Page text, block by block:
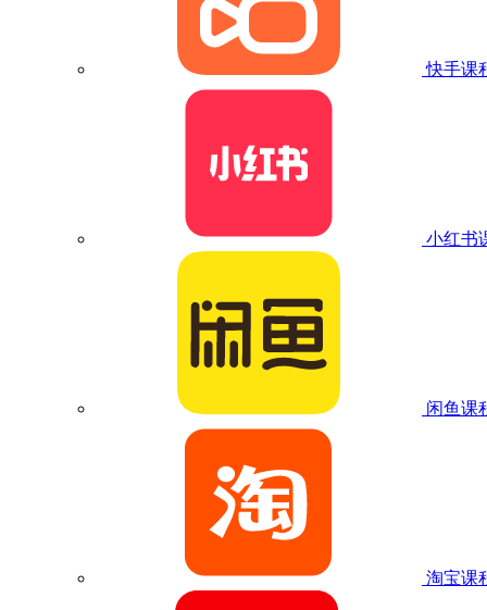
快手课
小红书
闲鱼课
淘宝课